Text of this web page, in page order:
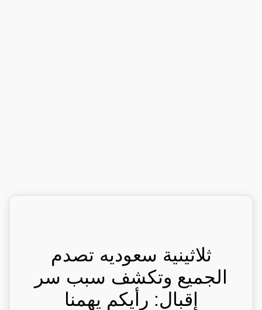
ثلاثينية سعوديه تصدم
الجميع وتكشف سبب سر
إقبال: رأيكم يهمنا